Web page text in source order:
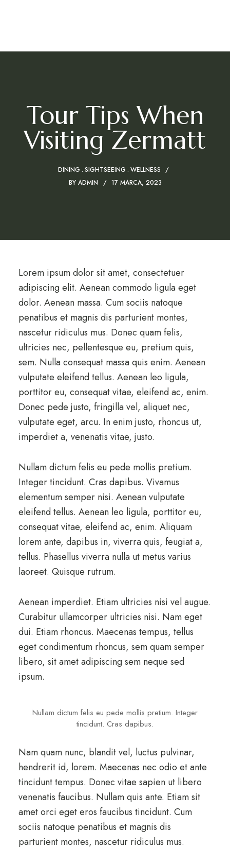
Tour Tips When
Visiting Zermatt
DINING SIGHTSEEING WELLNESS
BY ADMIN 17 MARCA, 2023
Lorem ipsum dolor sit amet, consectetuer
adipiscing elit. Aenean commodo ligula eget
dolor. Aenean massa. Cum sociis natoque
penatibus et magnis dis parturient montes,
nascetur ridiculus mus. Donec quam felis,
ultricies nec, pellentesque eu, pretium quis,
sem. Nulla consequat massa quis enim. Aenean
vulputate eleifend tellus. Aenean leo ligula,
porttitor eu, consequat vitae, eleifend ac, enim.
Donec pede justo, fringilla vel, aliquet nec,
vulputate eget, arcu. In enim justo, rhoncus ut,
imperdiet a, venenatis vitae, justo.
Nullam dictum felis eu pede mollis pretium.
Integer tincidunt. Cras dapibus. Vivamus
elementum semper nisi. Aenean vulputate
eleifend tellus. Aenean leo ligula, porttitor eu,
consequat vitae, eleifend ac, enim. Aliquam
lorem ante, dapibus in, viverra quis, feugiat a,
tellus. Phasellus viverra nulla ut metus varius
laoreet. Quisque rutrum.
Aenean imperdiet. Etiam ultricies nisi vel augue.
Curabitur ullamcorper ultricies nisi. Nam eget
dui. Etiam rhoncus. Maecenas tempus, tellus
eget condimentum rhoncus, sem quam semper
libero, sit amet adipiscing sem neque sed
ipsum.
Nullam dictum felis eu pede mollis pretium. Integer
tincidunt. Cras dapibus.
Nam quam nunc, blandit vel, luctus pulvinar,
hendrerit id, lorem. Maecenas nec odio et ante
tincidunt tempus. Donec vitae sapien ut libero
venenatis faucibus. Nullam quis ante. Etiam sit
amet orci eget eros faucibus tincidunt. Cum
sociis natoque penatibus et magnis dis
parturient montes, nascetur ridiculus mus.